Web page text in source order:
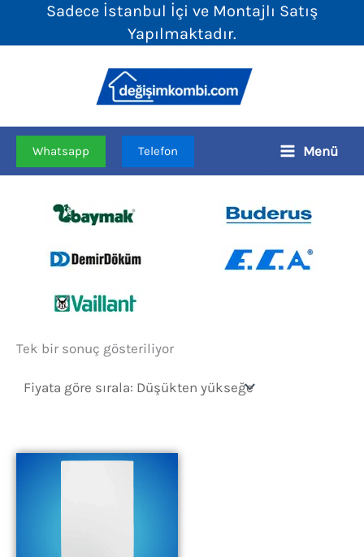
Sadece İstanbul İçi ve Montajlı Satış
Yapılmaktadır.
Whatsapp Telefon Menü
Tek bir sonuç gösteriliyor